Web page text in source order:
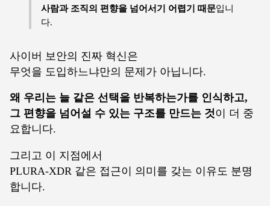
사람과 조직의 편향을 넘어서기 어렵기 때문입니
다.
사이버 보안의 진짜 혁신은
무엇을 도입하느냐만의 문제가 아닙니다.
왜 우리는 늘 같은 선택을 반복하는가를 인식하고,
그 편향을 넘어설 수 있는 구조를 만드는 것이 더 중
요합니다.
그리고 이 지점에서
PLURA-XDR 같은 접근이 의미를 갖는 이유도 분명
합니다.